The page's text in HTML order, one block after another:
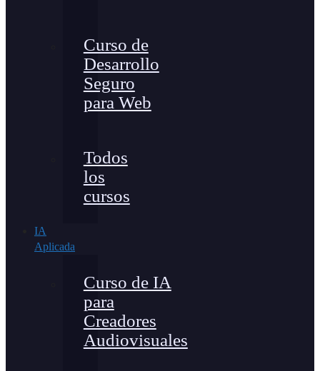
Curso de
Desarrollo
Seguro
para Web
Todos
los
cursos
IA
Aplicada
Curso de IA
para
Creadores
Audiovisuales